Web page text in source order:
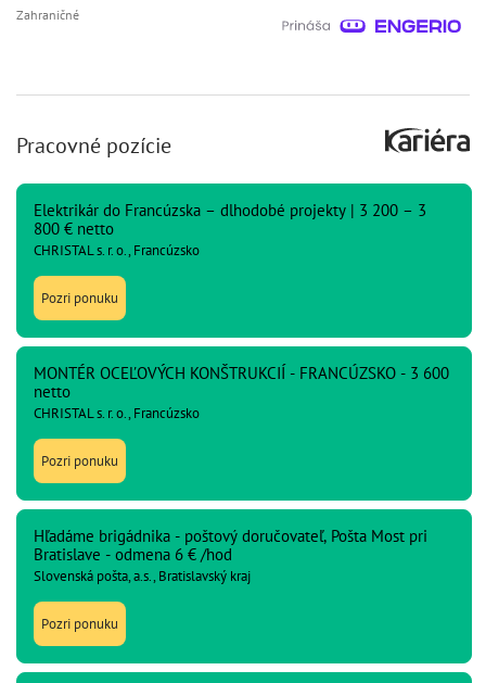
Zahraničné
Pracovné pozície
Elektrikár do Francúzska – dlhodobé projekty | 3 200 – 3
800 € netto
CHRISTAL s. r. o., Francúzsko
Pozri ponuku
MONTÉR OCEĽOVÝCH KONŠTRUKCIÍ - FRANCÚZSKO - 3 600
netto
CHRISTAL s. r. o., Francúzsko
Pozri ponuku
Hľadáme brigádnika - poštový doručovateľ, Pošta Most pri
Bratislave - odmena 6 € /hod
Slovenská pošta, a.s., Bratislavský kraj
Pozri ponuku